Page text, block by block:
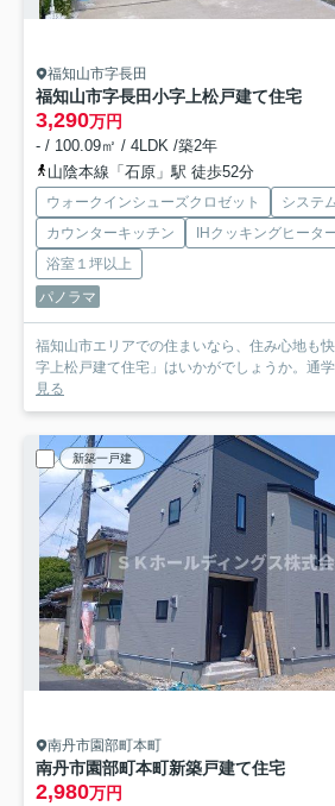
福知山市字長田
福知山市字長田小字上松戸建て住宅
3,290万円
- / 100.09㎡ / 4LDK /築2年
山陰本線「石原」駅 徒歩52分
ウォークインシューズクロゼット
システ
カウンターキッチン
IHクッキングヒータ
浴室１坪以上
パノラマ
福知山市エリアでの住まいなら、住み心地も
字上松戸建て住宅」はいかがでしょうか。通
見る
新築一戸建
南丹市園部町本町
南丹市園部町本町新築戸建て住宅
2,980万円